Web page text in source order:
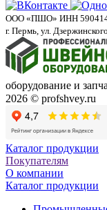
ООО «ПШО» ИНН
г. Пермь, ул.
оборудование и
2026 © profshvey.ru
Каталог продукции
Покупателям
О компании
Каталог продукции